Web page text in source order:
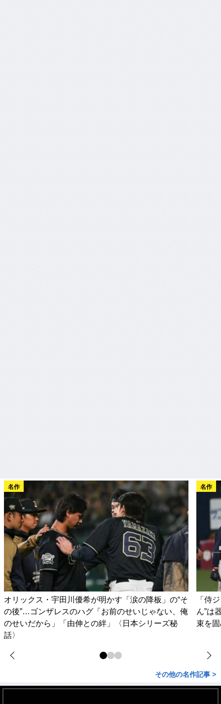
名作
オリックス・宇田川優希が明かす「涙の降板」の“そ
の後”…ゴンザレスのハグ「お前のせいじゃない、俺
のせいだから」「由伸との絆」〈日本シリーズ秘
話〉
名作
「侍
ん”は
束を
その他の名作記事 >